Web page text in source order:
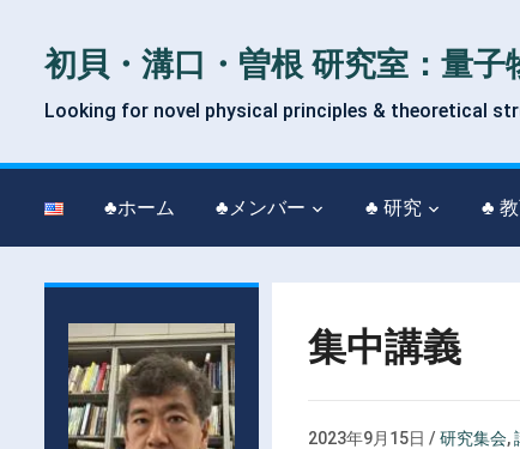
初貝・溝口・曽根 研究室：量子
Looking for novel physical principles & theoretical
♣ホーム ♣メンバー ♣ 研究 ♣
集中講義
2023年9月15日 /研究集会,